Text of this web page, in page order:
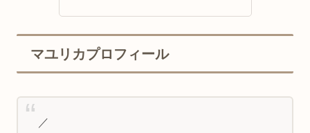
マユリカプロフィール
／